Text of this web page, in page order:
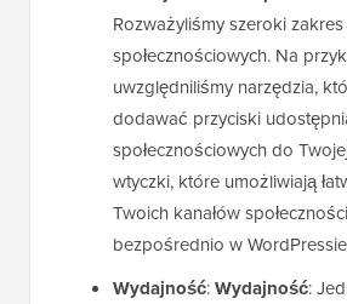
Rozważyliśmy szeroki
społecznościowych. Na
uwzględniliśmy narzędzia,
dodawać przyciski
społecznościowych do
wtyczki, które umożliwiają
Twoich kanałów
bezpośrednio w
Wydajność:Wydajność: